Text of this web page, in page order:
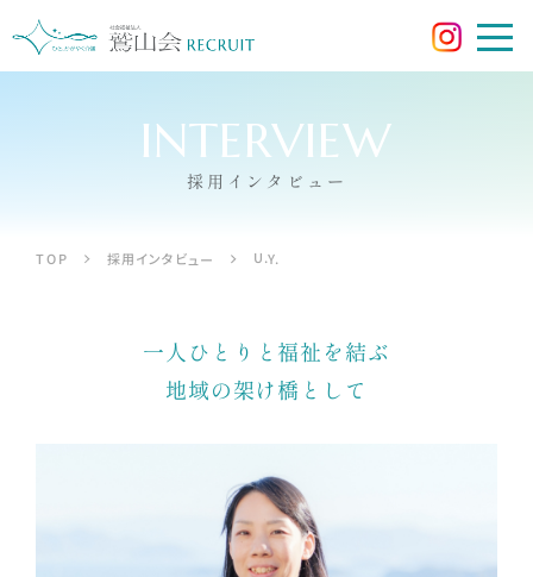
採用インタビュー
TOP 採用インタビュー U.Y.
一人ひとりと福祉を結ぶ
地域の架け橋として